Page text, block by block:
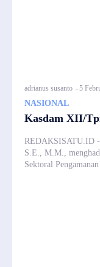
adrianus susanto -5
NASIONAL
Kasdam XII/
REDAKSISATU.ID
S.E., M.M.,
Sektoral